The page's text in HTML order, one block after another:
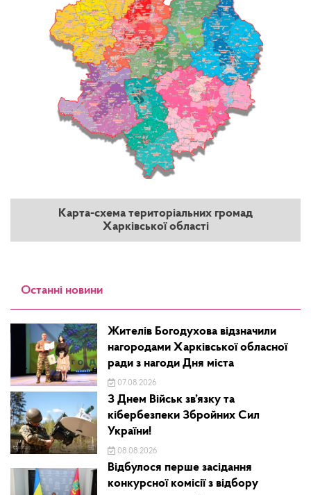
Карта-схема територіальних громад
Харківської області
Останні новини
Жителів Богодухова відзначили
нагородами Харківської обласної
ради з нагоди Дня міста
07.08.2026
З Днем Військ зв’язку та
кібербезпеки Збройних Сил
України!
08.08.2026
Відбулося перше засідання
конкурсної комісії з відбору